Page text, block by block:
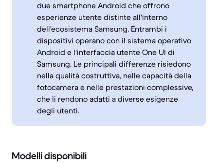
due smartphone Android che offrono
esperienze utente distinte all'interno
dell'ecosistema Samsung. Entrambi i
dispositivi operano con il sistema operativo
Android e l'interfaccia utente One UI di
Samsung. Le principali differenze risiedono
nella qualità costruttiva, nelle capacità della
fotocamera e nelle prestazioni complessive,
che li rendono adatti a diverse esigenze
degli utenti.
Modelli disponibili